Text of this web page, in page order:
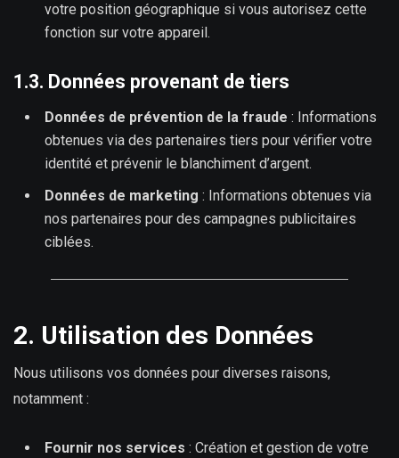
votre position géographique si vous autorisez cette
fonction sur votre appareil.
1.3. Données provenant de tiers
Données de prévention de la fraude : Informations
obtenues via des partenaires tiers pour vérifier votre
identité et prévenir le blanchiment d’argent.
Données de marketing : Informations obtenues via
nos partenaires pour des campagnes publicitaires
ciblées.
2. Utilisation des Données
Nous utilisons vos données pour diverses raisons,
notamment :
Fournir nos services : Création et gestion de votre